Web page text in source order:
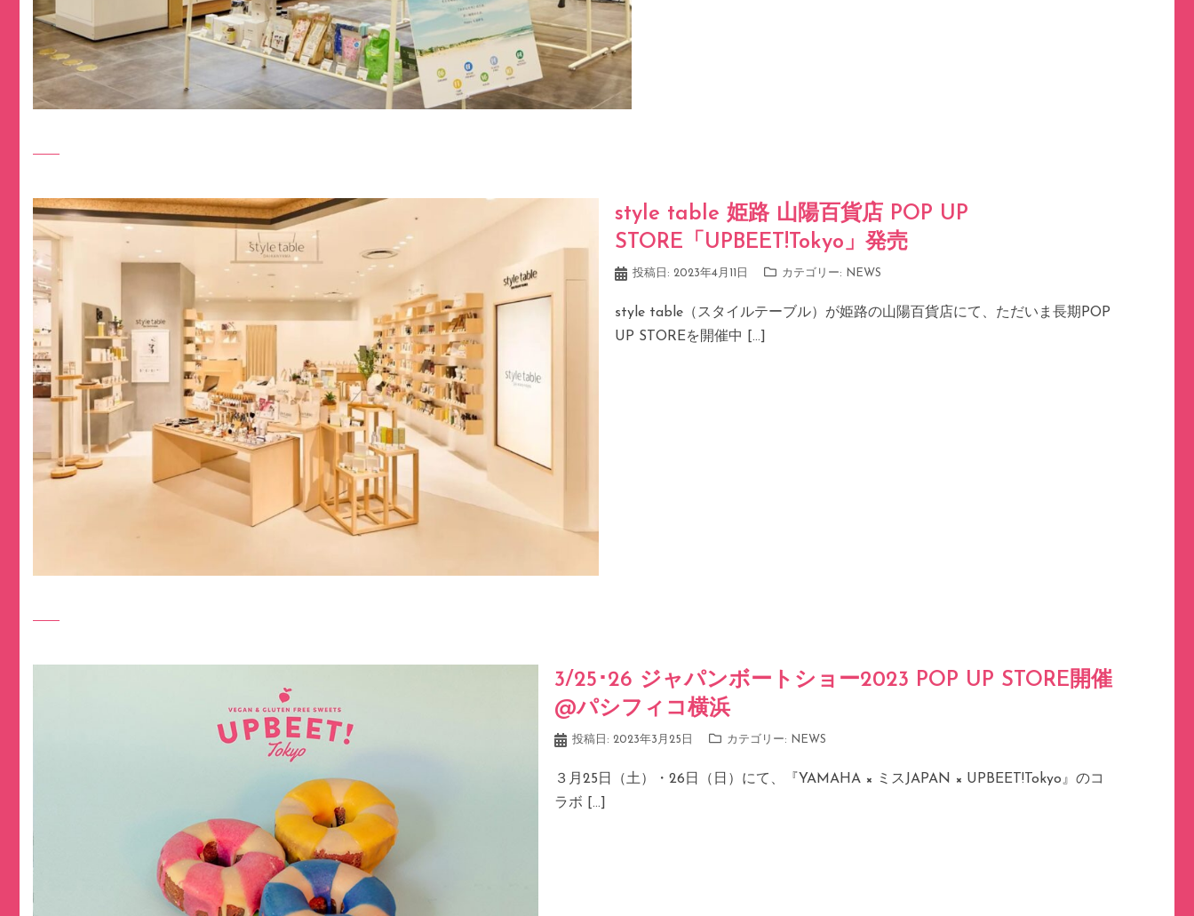
style table 姫路 山陽百貨店 POP UP
STORE「UPBEET!Tokyo」発売
投稿日: 2023年4月11日 カテゴリー: NEWS
style table（スタイルテーブル）が姫路の山陽百貨店にて、ただいま長期POP
UP STOREを開催中 […]
3/25･26 ジャパンボートショー2023 POP UP STORE開催
@パシフィコ横浜
投稿日: 2023年3月25日 カテゴリー: NEWS
３月25日（土）・26日（日）にて、『YAMAHA × ミスJAPAN × UPBEET!Tokyo』のコ
ラボ […]